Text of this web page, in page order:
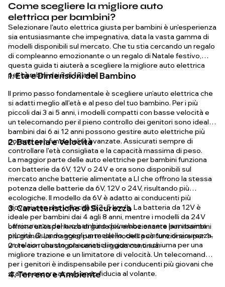
Come scegliere la migliore auto
elettrica per bambini?
Selezionare l'auto elettrica giusta per bambini è un'esperienza
sia entusiasmante che impegnativa, data la vasta gamma di
modelli disponibili sul mercato. Che tu stia cercando un regalo
di compleanno emozionante o un regalo di Natale festivo,
questa guida ti aiuterà a scegliere la migliore auto elettrica
per bambini dai 3 ai 12 anni.
1. Età e Dimensioni del Bambino
Il primo passo fondamentale è scegliere un'auto elettrica che
si adatti meglio all'età e al peso del tuo bambino. Per i più
piccoli dai 3 ai 5 anni, i modelli compatti con basse velocità e
un telecomando per il pieno controllo dei genitori sono ideali. I
bambini dai 6 ai 12 anni possono gestire auto elettriche più
potenti con funzionalità avanzate. Assicurati sempre di
controllare l'età consigliata e la capacità massima di peso.
2. Batteria e Velocità
La maggior parte delle auto elettriche per bambini funziona
con batterie da 6V, 12V o 24V e ora sono disponibili sul
mercato anche batterie alimentate a LI che offrono la stessa
potenza delle batterie da 6V, 12V o 24V, risultando più
ecologiche. Il modello da 6V è adatto ai conducenti più
giovani, con una velocità di 3–5 km/h. La batteria da 12V è
ideale per bambini dai 4 agli 8 anni, mentre i modelli da 24V
offrono un'esperienza di guida più emozionante per i bambini
più grandi. La maggior parte dei modelli può funzionare per 1–
2 ore con una singola carica di guida continua.
3. Caratteristiche di Sicurezza
La sicurezza del tuo bambino dovrebbe essere la massima
priorità. Quando scegli un modello, cerca cinture di sicurezza,
un telaio robusto, pneumatici in gomma o schiuma per una
migliore trazione e un limitatore di velocità. Un telecomando
per i genitori è indispensabile per i conducenti più giovani che
stanno ancora acquisendo fiducia al volante.
4. Terreno e Ambiente